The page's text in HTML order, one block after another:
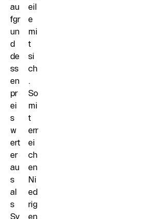
au
fgr
un
d
de
ss
en
pr
ei
s
w
ert
er
au
s
al
s
Sy
eil
e
mi
t
si
ch
.
So
mi
t
err
ei
ch
en
Ni
ed
rig
en